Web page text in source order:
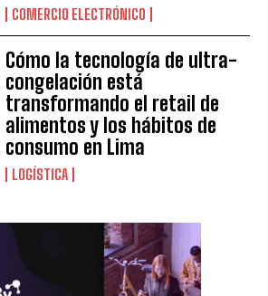
COMERCIO ELECTRÓNICO
Cómo la tecnología de ultra-
congelación está
transformando el retail de
alimentos y los hábitos de
consumo en Lima
LOGÍSTICA